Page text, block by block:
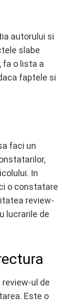
autorului si
slabe
fa o lista a
faptele si
faci un
In
o constatare
review-
lucrarile de
ul de
Este o